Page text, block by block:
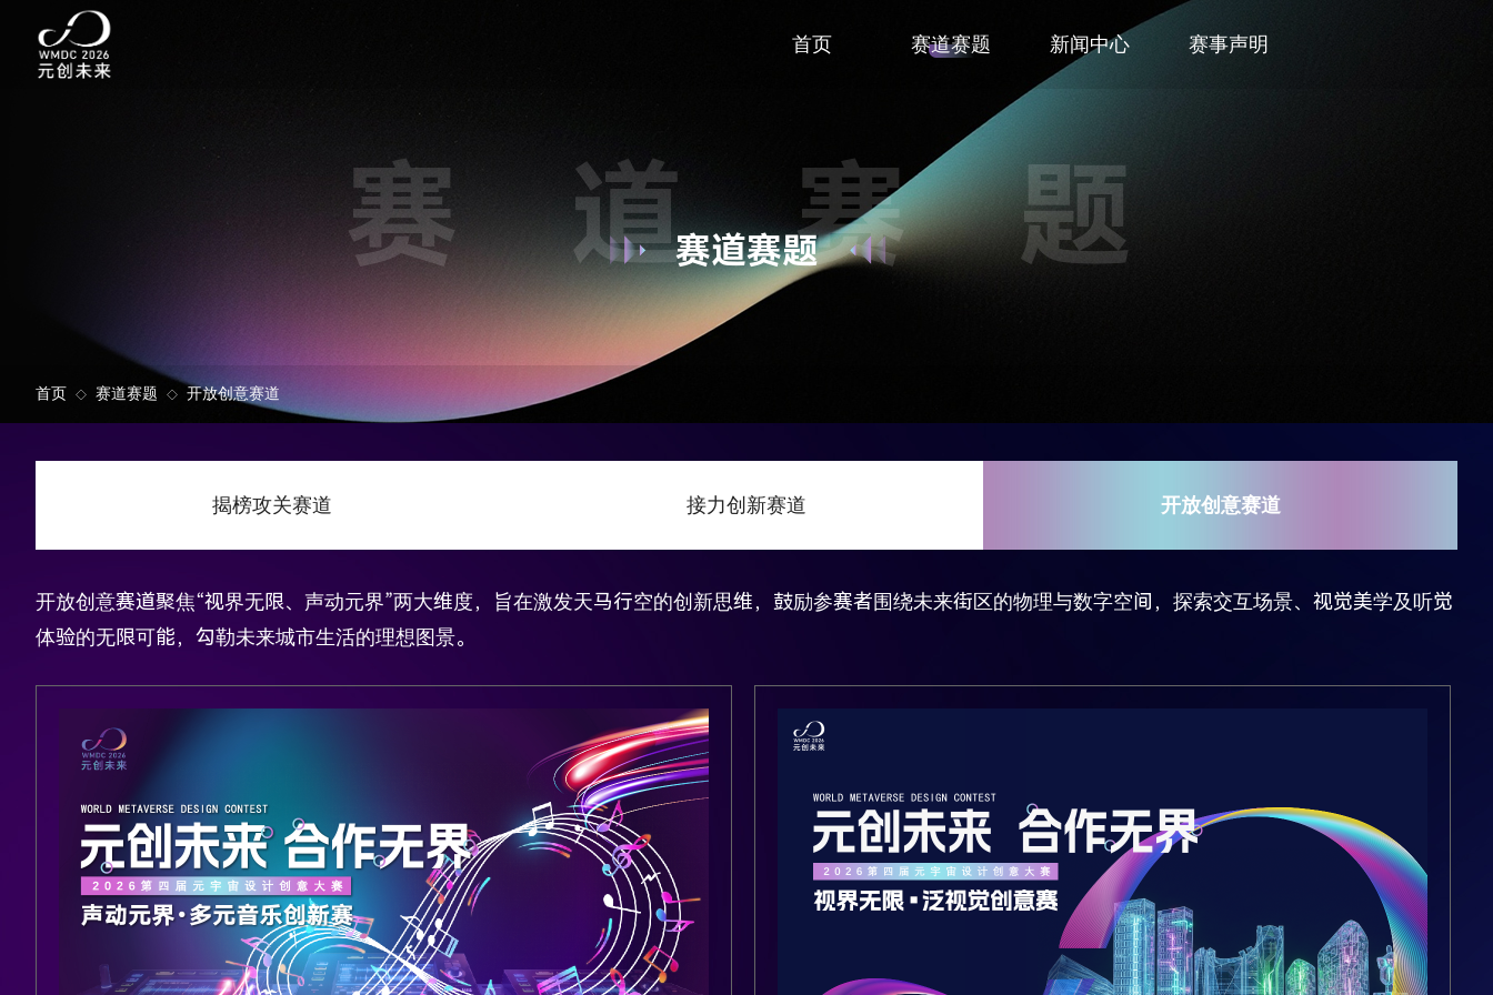
首页 赛道赛题 新闻中心 赛事声明
赛道赛题
赛道赛题
首页 ◇ 赛道赛题 ◇ 开放创意赛道
揭榜攻关赛道 接力创新赛道 开放创意赛道
开放创意赛道聚焦“视界无限、声动元界”两大维度，旨在激发天马行空的创新思维，鼓励参赛者围绕未来街区的物理与数字空间，探索交互场景、视觉美学及听觉
体验的无限可能，勾勒未来城市生活的理想图景。